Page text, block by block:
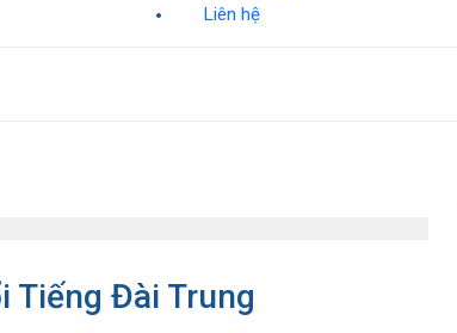
Liên hệ
Tiếng Đài Trung